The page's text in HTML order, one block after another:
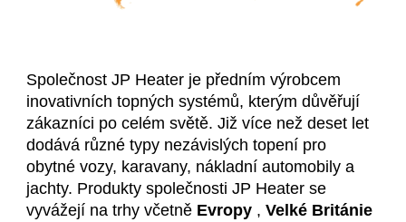
Společnost JP Heater je předním výrobcem
inovativních topných systémů, kterým důvěřují
zákazníci po celém světě. Již více než deset let
dodává různé typy nezávislých topení pro
obytné vozy, karavany, nákladní automobily a
jachty. Produkty společnosti JP Heater se
vyvážejí na trhy včetně Evropy ,Velké Británie